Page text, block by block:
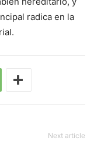
radica en la
Next article